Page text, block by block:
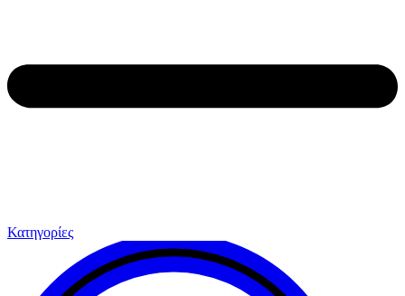
Κατηγορίες